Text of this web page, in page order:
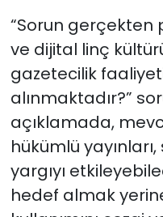
“Sorun gerçekten
ve dijital linç
gazetecilik
alınmaktadır?”
açıklamada,
hükümlü
yargıyı
hedef almak